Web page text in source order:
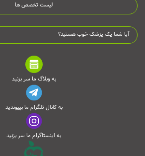
لیست تخصص ها
آیا شما یک پزشک خوب هستید؟
به وبلاگ ما سر بزنید
به کانال تلگرام ما بپیوندید
به اینستاگرام ما سر بزنید